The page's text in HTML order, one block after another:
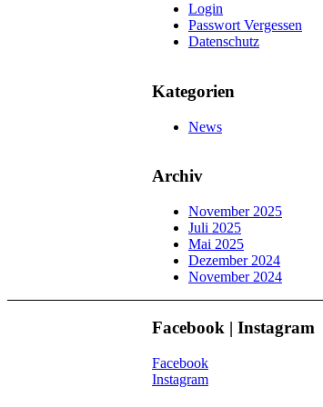
Login
Passwort Vergessen
Datenschutz
Kategorien
News
Archiv
November 2025
Juli 2025
Mai 2025
Dezember 2024
November 2024
Facebook | Instagram
Facebook
Instagram